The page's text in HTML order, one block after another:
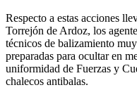
Respecto a estas acciones
Torrejón de Ardoz, los
técnicos de balizamiento
preparadas para ocultar en
uniformidad de Fuerzas y
chalecos antibalas.